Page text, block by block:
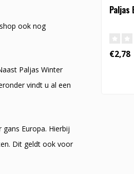
ook nog
Paljas Winter
vindt u al een
Europa. Hierbij
Dit geldt ook voor
Paljas
€2,78